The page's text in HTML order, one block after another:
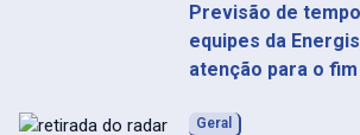
Previsão de
equipes da
atenção para o
Geral